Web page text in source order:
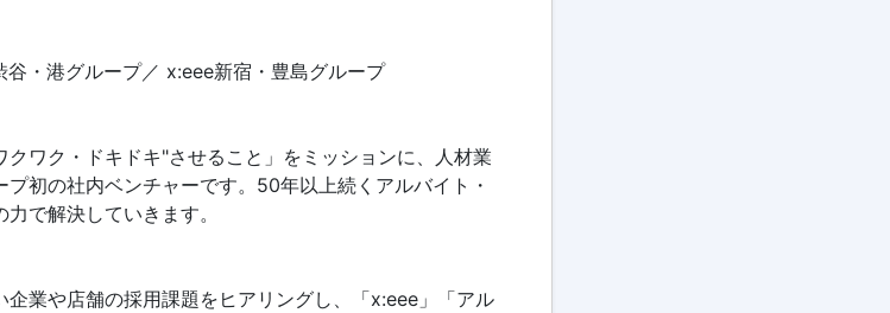
・港グループ／ x:eee新宿・豊島グループ
ワク・ドキドキ"させること」をミッションに、人材業
初の社内ベンチャーです。50年以上続くアルバイト・
で解決していきます。
業や店舗の採用課題をヒアリングし、「x:eee」「アル